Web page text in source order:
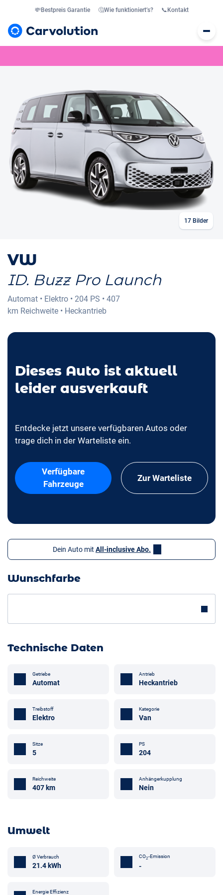
💸Bestpreis Garantie 🤔Wie funktioniert’s? 📞 Kontakt
17 Bilder
VW
ID. Buzz Pro Launch
Automat • Elektro • 204 PS • 407
km Reichweite • Heckantrieb
Dieses Auto ist aktuell
leider ausverkauft
Entdecke jetzt unsere verfügbaren Autos oder
trage dich in der Warteliste ein.
Verfügbare
Fahrzeuge
Zur Warteliste
Dein Auto mit All-inclusive Abo.
Wunschfarbe
Technische Daten
Getriebe
Automat
Antrieb
Heckantrieb
Treibstoff
Elektro
Kategorie
Van
Sitze
5
PS
204
Reichweite
407 km
Anhängerkupplung
Nein
Umwelt
Ø Verbrauch
21.4 kWh
CO2-Emission
-
Energie Effizienz